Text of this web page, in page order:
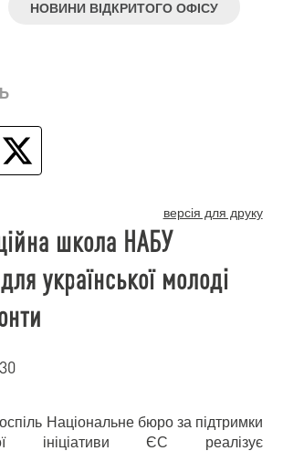
НОВИНИ ВІДКРИТОГО ОФІСУ
версія для друку
школа НАБУ
української молоді
Національне бюро за підтримки
ініціативи ЄС реалізує